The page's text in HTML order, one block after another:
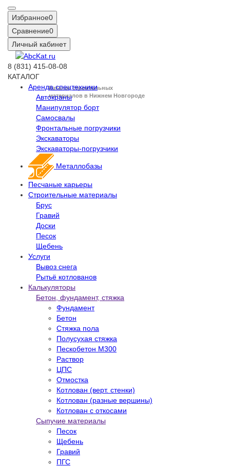
Избранное0
Сравнение0
Личный кабинет
Каталог строительных
материалов в Нижнем Новгороде
8 (831) 415-08-08
КАТАЛОГ
Аренда спецтехники
Автокраны
Манипулятор борт
Самосвалы
Фронтальные погрузчики
Экскаваторы
Экскаваторы-погрузчики
Металлобазы
Песчаные карьеры
Строительные материалы
Брус
Гравий
Доски
Песок
Щебень
Услуги
Вывоз снега
Рытьё котлованов
Калькуляторы
Бетон, фундамент, стяжка
Фундамент
Бетон
Стяжка пола
Полусухая стяжка
Пескобетон М300
Раствор
ЦПС
Отмостка
Котлован (верт. стенки)
Котлован (разные вершины)
Котлован с откосами
Сыпучие материалы
Песок
Щебень
Гравий
ПГС